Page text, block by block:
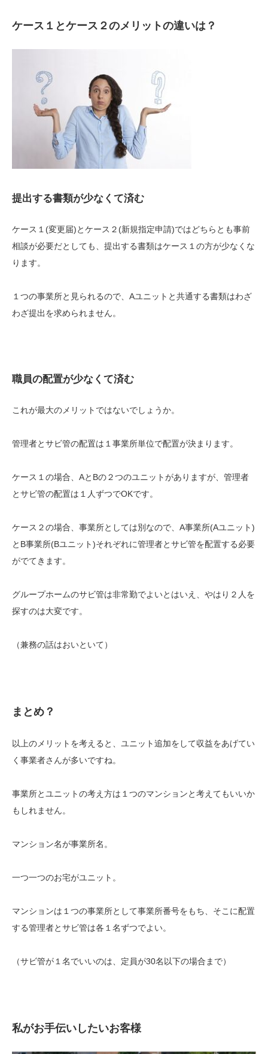
ケース１とケース２のメリットの違いは？
提出する書類が少なくて済む
ケース１(変更届)とケース２(新規指定申請)ではどちらとも事前
相談が必要だとしても、提出する書類はケース１の方が少なくな
ります。
１つの事業所と見られるので、Aユニットと共通する書類はわざ
わざ提出を求められません。
職員の配置が少なくて済む
これが最大のメリットではないでしょうか。
管理者とサビ管の配置は１事業所単位で配置が決まります。
ケース１の場合、AとBの２つのユニットがありますが、管理者
とサビ管の配置は１人ずつでOKです。
ケース２の場合、事業所としては別なので、A事業所(Aユニット)
とB事業所(Bユニット)それぞれに管理者とサビ管を配置する必要
がでてきます。
グループホームのサビ管は非常勤でよいとはいえ、やはり２人を
探すのは大変です。
（兼務の話はおいといて）
まとめ？
以上のメリットを考えると、ユニット追加をして収益をあげてい
く事業者さんが多いですね。
事業所とユニットの考え方は１つのマンションと考えてもいいか
もしれません。
マンション名が事業所名。
一つ一つのお宅がユニット。
マンションは１つの事業所として事業所番号をもち、そこに配置
する管理者とサビ管は各１名ずつでよい。
（サビ管が１名でいいのは、定員が30名以下の場合まで）
私がお手伝いしたいお客様